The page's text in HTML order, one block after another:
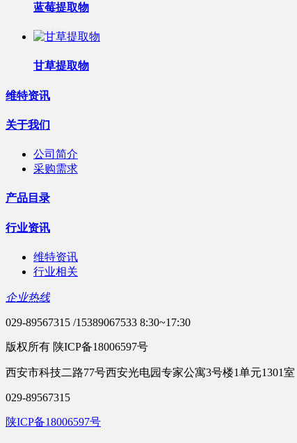
蓝莓提取物
甘草提取物
维特资讯
关于我们
公司简介
采购需求
产品目录
行业资讯
维特资讯
行业相关
企业热线
029-89567315 /15389067533 8:30~17:30
版权所有 陕ICP备18006597号
西安市科技二路77号西安光电园专家公寓3号楼1单元1301室
029-89567315
陕ICP备18006597号